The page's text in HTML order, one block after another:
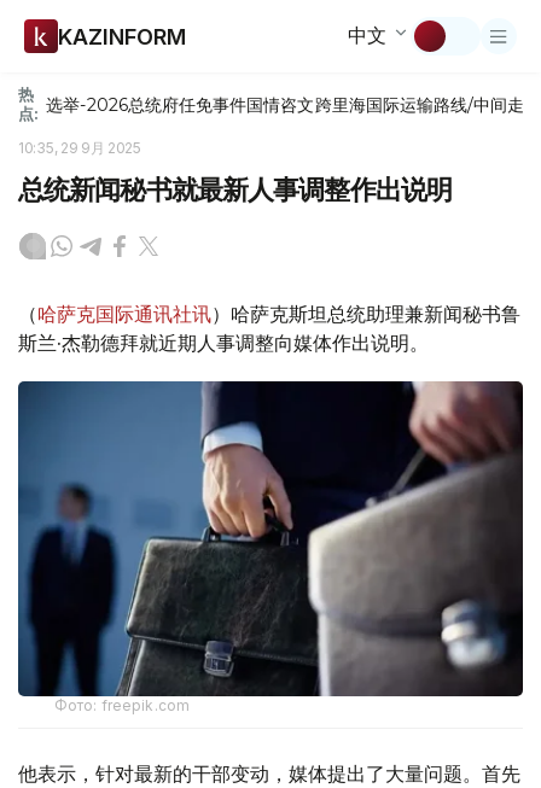
KAZINFORM 中文
热
点: 选举-2026总统府任免事件国情咨文跨里海国际运输路线/中间走廊
10:35, 29 9月 2025
总统新闻秘书就最新人事调整作出说明
（哈萨克国际通讯社讯）哈萨克斯坦总统助理兼新闻秘书鲁
斯兰·杰勒德拜就近期人事调整向媒体作出说明。
Фото: freepik.com
他表示，针对最新的干部变动，媒体提出了大量问题。首先